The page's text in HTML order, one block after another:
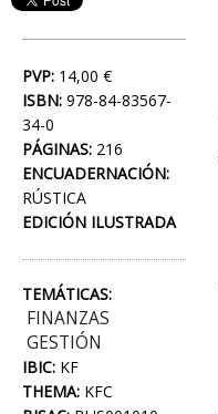
PVP: 14,00 €
ISBN: 978-84-83567-
34-0
PÁGINAS: 216
ENCUADERNACIÓN:
RÚSTICA
EDICIÓN ILUSTRADA
TEMÁTICAS:
FINANZAS
GESTIÓN
IBIC: KF
THEMA: KFC